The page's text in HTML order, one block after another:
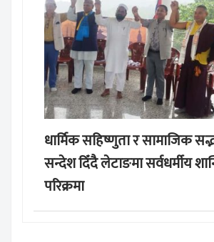
धार्मिक सहिष्णुता र सामाजिक
सन्देश दिँदै लेटाङमा सर्वधर्मीय
परिक्रमा